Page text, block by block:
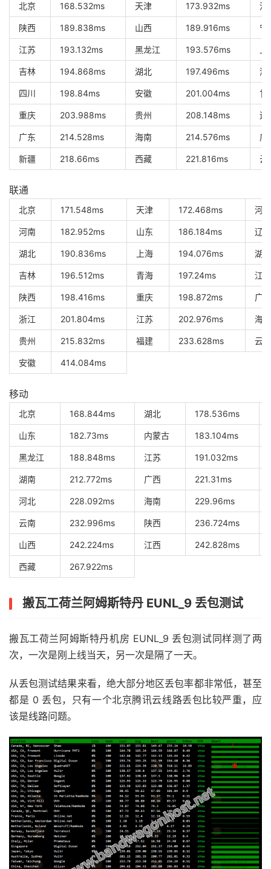
北京 168.532ms 天津 173.932ms 河
陕西 189.838ms 山西 189.916ms 宁
江苏 193.132ms 黑龙江 193.576ms
吉林 194.868ms 湖北 197.496ms 湖
四川 198.84ms 安徽 201.004ms 甘
重庆 203.988ms 贵州 208.148ms 辽
广东 214.528ms 海南 214.576ms 广
新疆 218.66ms 西藏 221.816ms 云
联通
北京 171.548ms 天津 172.468ms 河北
河南 182.952ms 山东 186.184ms 辽宁
湖北 190.836ms 上海 194.076ms 湖南
吉林 196.512ms 青海 197.24ms 江西
陕西 198.416ms 重庆 198.872ms 广东
浙江 201.804ms 江苏 202.976ms 海南
贵州 215.832ms 福建 233.628ms 云南
安徽 414.084ms
移动
北京 168.844ms 湖北 178.536ms
山东 182.73ms 内蒙古 183.104ms
黑龙江 188.848ms 江苏 191.032ms
湖南 212.772ms 广西 221.31ms
河北 228.092ms 海南 229.96ms
云南 232.996ms 陕西 236.724ms
山西 242.224ms 江西 242.828ms
西藏 267.922ms
搬瓦工荷兰阿姆斯特丹 EUNL_9 丢包测试
搬瓦工荷兰阿姆斯特丹机房 EUNL_9 丢包测试同样测了两
次，一次是刚上线当天，另一次是隔了一天。
从丢包测试结果来看，绝大部分地区丢包率都非常低，甚至
都是 0 丢包，只有一个北京腾讯云线路丢包比较严重，应
该是线路问题。